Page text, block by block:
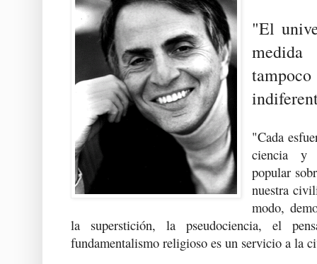
"El
"Cada
ciencia y
popular
nuestra
modo,
la superstición, la pseudociencia, el
fundamentalismo religioso es un servicio a la